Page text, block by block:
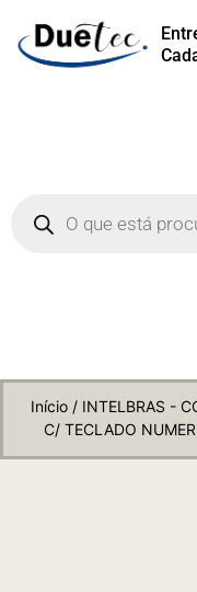
Início/ INTELBRAS -
C/ TECLADO